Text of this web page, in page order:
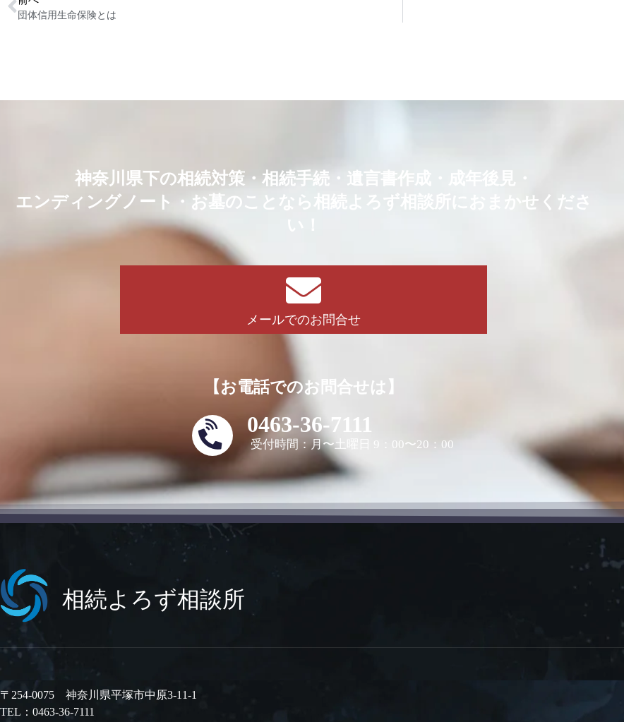
団体信用生命保険とは
神奈川県下の相続対策・相続手続・ 遺言書作成・成年後見・
エンディングノート・お墓のことなら
相続よろず相談所におまかせくださ
メールでのお問合せ
【お電話でのお問合せは】
0463-36-7111
受付時間：月〜土曜日 9：00〜20：00
相続よろず相談所
〒254-0075 神奈川県平塚市中原3-11-1
TEL：0463-36-7111